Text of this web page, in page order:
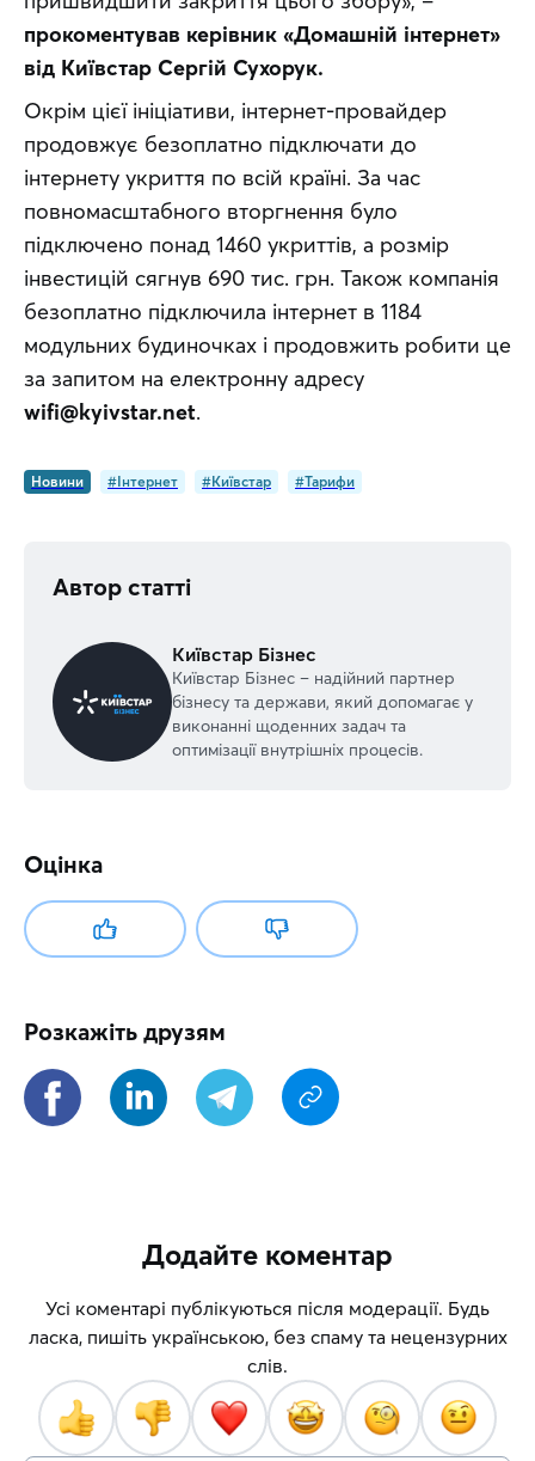
прокоментував керівник «Домашній інтернет»
від Київстар Сергій Сухорук.
Окрім цієї ініціативи, інтернет-провайдер
продовжує безоплатно підключати до
інтернету укриття по всій країні. За час
повномасштабного вторгнення було
підключено понад 1460 укриттів, а розмір
інвестицій сягнув 690 тис. грн. Також компанія
безоплатно підключила інтернет в 1184
модульних будиночках і продовжить робити це
wifi@kyivstar.net.
Новини #Інтернет #Київстар #Тарифи
Автор статті
Київстар Бізнес
Київстар Бізнес – надійний партнер
бізнесу та держави, який допомагає у
виконанні щоденних задач та
оптимізації внутрішніх процесів.
Оцінка
Розкажіть друзям
Додайте коментар
Усі коментарі публікуються після модерації. Будь
ласка, пишіть українською, без спаму та нецензурних
слів.